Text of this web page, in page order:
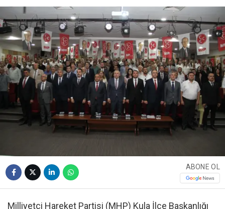
ABONE OL
Milliyetçi Hareket Partisi (MHP) Kula İlçe Başkanlığı